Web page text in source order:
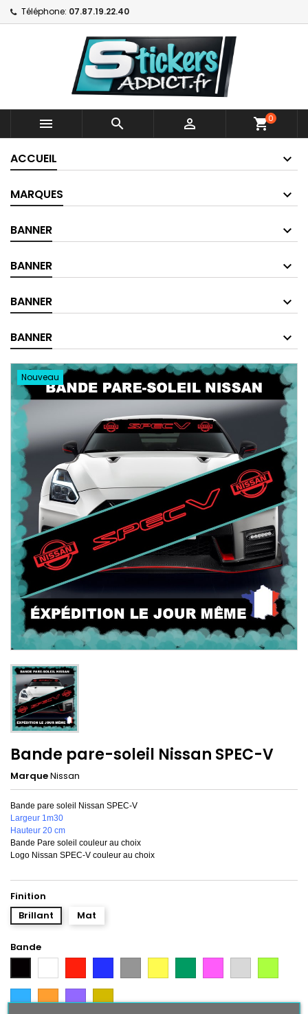
Téléphone: 07.87.19.22.40
   shopping_cart0
ACCUEIL
MARQUES
BANNER
BANNER
BANNER
BANNER
Nouveau
Bande pare-soleil Nissan SPEC-V
MarqueNissan
Bande pare soleil Nissan SPEC-V
Largeur 1m30
Hauteur 20 cm
Bande Pare soleil couleur au choix
Logo Nissan SPEC-V couleur au choix
Finition
Brillant
Mat
Bande
ArgentCitron
Intense